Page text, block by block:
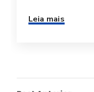
Leia mais